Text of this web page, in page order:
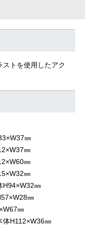
トを使用したアク
㎜
㎜
㎜
㎜
H94×W32㎜
㎜
㎜
体H112×W36㎜